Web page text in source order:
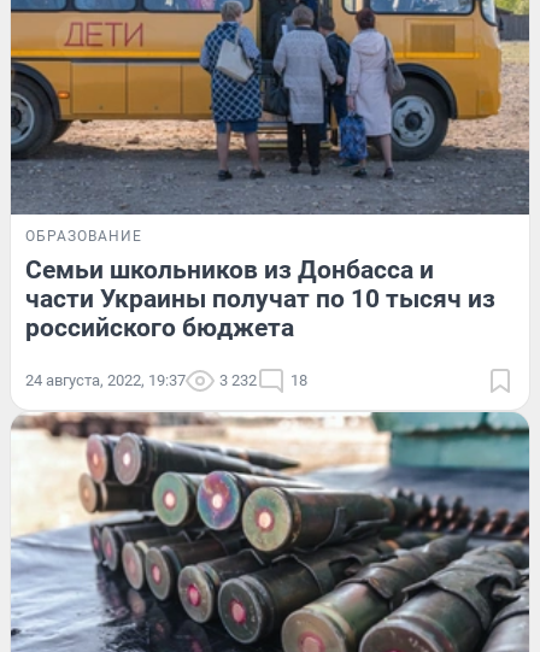
ОБРАЗОВАНИЕ
Семьи школьников из Донбасса и
части Украины получат по 10 тысяч из
российского бюджета
24 августа, 2022, 19:37 3 232 18